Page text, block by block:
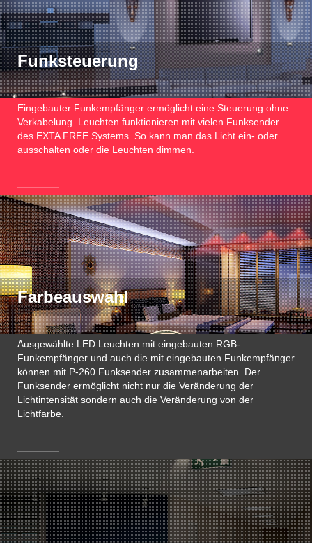
Funksteuerung
Eingebauter Funkempfänger ermöglicht eine Steuerung ohne
Verkabelung. Leuchten funktionieren mit vielen Funksender
des EXTA FREE Systems. So kann man das Licht ein- oder
ausschalten oder die Leuchten dimmen.
Farbeauswahl
Ausgewählte LED Leuchten mit eingebauten RGB-
Funkempfänger und auch die mit eingebauten Funkempfänger
können mit P-260 Funksender zusammenarbeiten. Der
Funksender ermöglicht nicht nur die Veränderung der
Lichtintensität sondern auch die Veränderung von der
Lichtfarbe.